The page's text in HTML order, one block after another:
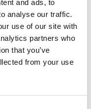
and ads, to
analyse our traffic.
use of our site with
partners who
that you’ve
from your use
producten
rolsteiger
2018 is het verplicht
van een volgend